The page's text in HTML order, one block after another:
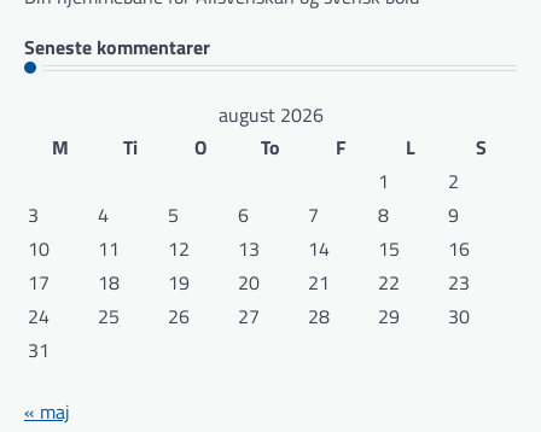
Seneste kommentarer
august 2026
M
Ti O To F L
S
1
2
3
4 5 6 7 8
9
10
11 12 13 14 15
16
17
18 19 20 21 22
23
24
25 26 27 28 29
30
31
« maj